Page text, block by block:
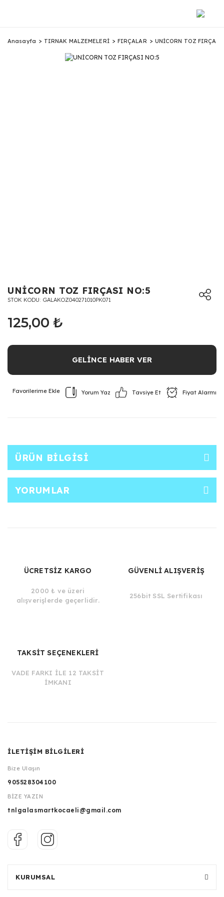
Anasayfa TIRNAK MALZEMELERİ FIRÇALAR UNİCORN TOZ FIRÇASI
UNİCORN TOZ FIRÇASI NO:5
STOK KODU GALAKOZ040271010PK071
125,00 ₺
GELİNCE HABER VER
Yorum Yaz Tavsiye Et Fiyat Alarmı
ÜRÜN BILGISI
YORUMLAR
ÜCRETSİZ KARGO
2000 ₺ ve üzeri
alışverişlerde geçerlidir.
GÜVENLİ ALIŞVERİŞ
256bit SSL Sertifikası
TAKSİT SEÇENEKLERİ
VADE FARKI İLE 12 TAKSİT
İMKANI
İLETİŞİM BİLGİLERİ
Bize Ulaşın
905528304100
BİZE YAZIN
tnlgalasmartkocaeli@gmail.com
KURUMSAL